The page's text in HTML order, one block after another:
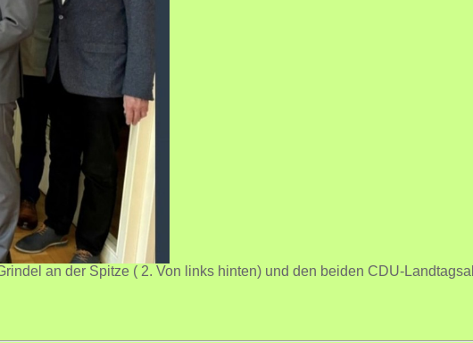
an der Spitze ( 2. Von links hinten) und den beiden CDU-